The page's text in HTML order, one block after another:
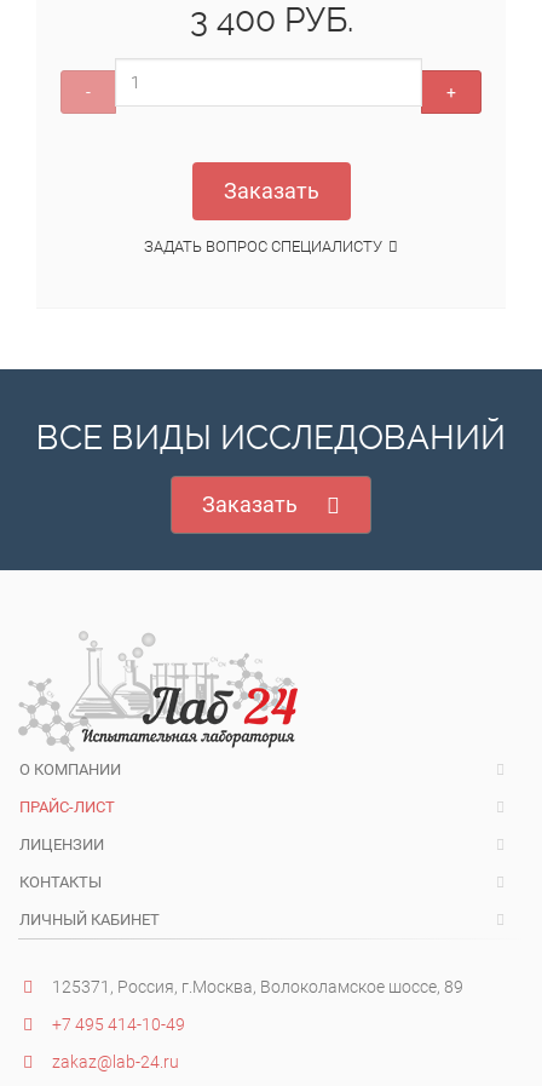
3 400 РУБ.
- +
Заказать
ЗАДАТЬ ВОПРОС СПЕЦИАЛИСТУ
ВСЕ ВИДЫ ИССЛЕДОВАНИЙ
Заказать
О КОМПАНИИ
ПРАЙС-ЛИСТ
ЛИЦЕНЗИИ
КОНТАКТЫ
ЛИЧНЫЙ КАБИНЕТ
125371, Россия, г.Москва, Волоколамское шоссе, 89
+7 495 414-10-49
zakaz@lab-24.ru